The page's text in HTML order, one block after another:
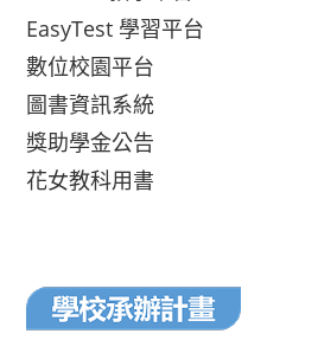
EasyTest 學習平台
數位校園平台
圖書資訊系統
獎助學金公告
花女教科用書